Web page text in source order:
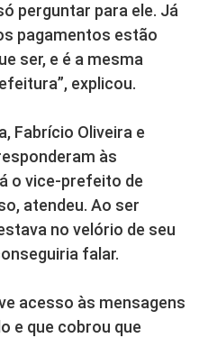
perguntar para ele. Já
pagamentos estão
ser, e é a mesma
explicou.
Fabrício Oliveira e
às
o vice-prefeito de
atendeu. Ao ser
no velório de seu
falar.
acesso às mensagens
e que cobrou que